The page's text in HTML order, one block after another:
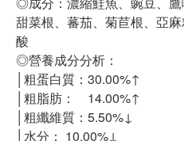
甜菜根、蕃茄、菊苣根、亞
酸
◎營養成分分析：
│粗蛋白質：30.00%↑
│粗脂肪： 14.00%↑
│粗纖維質：5.50%↓
│水分： 10.00%↓